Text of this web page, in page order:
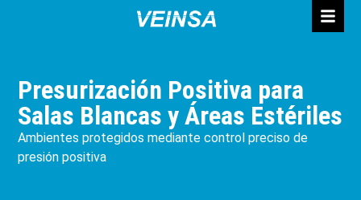
Presurización Positiva para
Salas Blancas y Áreas Estériles
Ambientes protegidos mediante control preciso de
presión positiva